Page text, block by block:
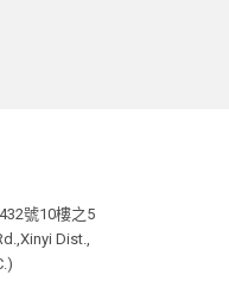
號10樓之5
Dist.,